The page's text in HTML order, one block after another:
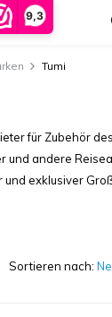
9,3
Tumi
für Zubehör
und andere
exklusiver
Sortieren nach: